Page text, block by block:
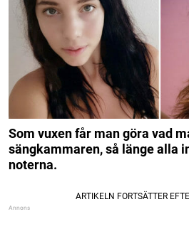
Som vuxen får man göra vad
sängkammaren, så länge alla
noterna.